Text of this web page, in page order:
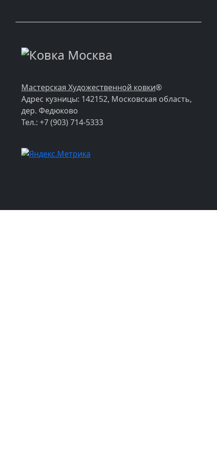
Мастерская Художественной ковки®
Адрес кузницы: 142152, Московская область,
дер. Федюково
Тел.: +7 (903) 714-5333